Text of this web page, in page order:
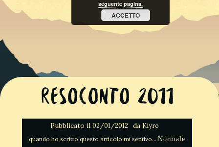
Resoconto 2011
Pubblicato il 02/01/2012 da Kiyro
Normale
seguente pagina.
ACCETTO